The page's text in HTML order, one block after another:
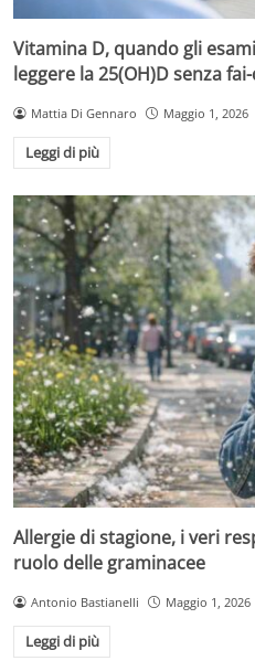
Vitamina D, quando gli
leggere la 25(OH)D senza
Mattia Di Gennaro Maggio 1, 2026
Leggi di più
Allergie di stagione, i veri
ruolo delle graminacee
Antonio Bastianelli Maggio 1, 2026
Leggi di più